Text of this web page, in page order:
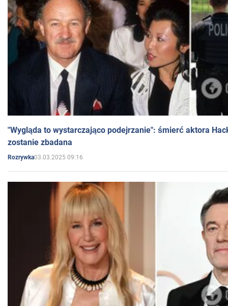
"Wygląda to wystarczająco podejrzanie": śmierć aktora
zostanie zbadana
Rozrywka03.03.2025 09:16